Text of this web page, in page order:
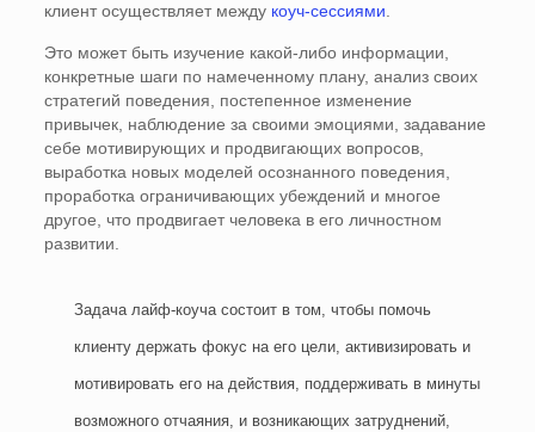
клиент осуществляет между коуч-сессиями
Это может быть изучение какой-либо информации,
конкретные шаги по намеченному плану, анализ своих
стратегий поведения, постепенное изменение
привычек, наблюдение за своими эмоциями, задавание
себе мотивирующих и продвигающих вопросов,
выработка новых моделей осознанного поведения,
проработка ограничивающих убеждений и многое
другое, что продвигает человека в его личностном
развитии.
Задача лайф-коуча состоит в том, чтобы помочь
клиенту держать фокус на его цели, активизировать и
мотивировать его на действия, поддерживать в минуты
возможного отчаяния, и возникающих затруднений,